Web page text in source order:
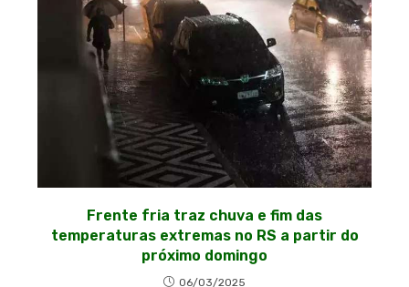
Frente fria traz chuva e fim das
temperaturas extremas no RS a partir do
próximo domingo
06/03/2025